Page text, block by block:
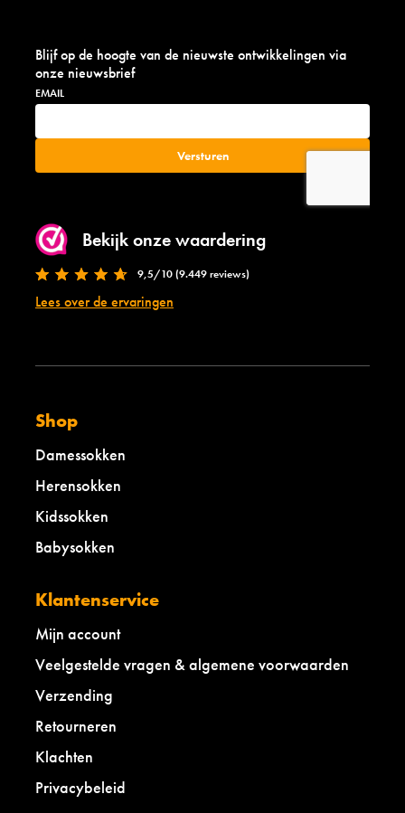
Blijf op de hoogte van de nieuwste ontwikkelingen via
onze nieuwsbrief
Bekijk onze waardering
9,5/10 (9.449 reviews)
Lees over de ervaringen
Shop
Damessokken
Herensokken
Kidssokken
Babysokken
Klantenservice
Mijn account
Veelgestelde vragen & algemene voorwaarden
Verzending
Retourneren
Klachten
Privacybeleid